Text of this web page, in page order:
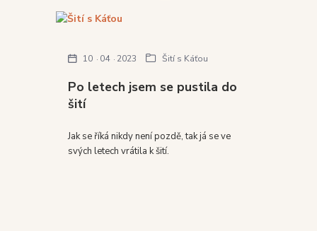
Po letech jsem se pustila do
šití
10 04 2023 Šití s Káťou
Jak se říká nikdy není pozdě, tak já se ve
svých letech vrátila k šití.